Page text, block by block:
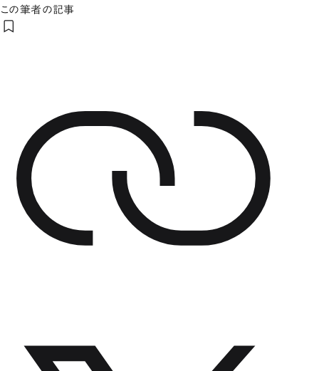
この筆者の記事